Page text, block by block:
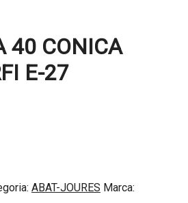
40 CONICA
E-27
ABAT-JOURES Marca: